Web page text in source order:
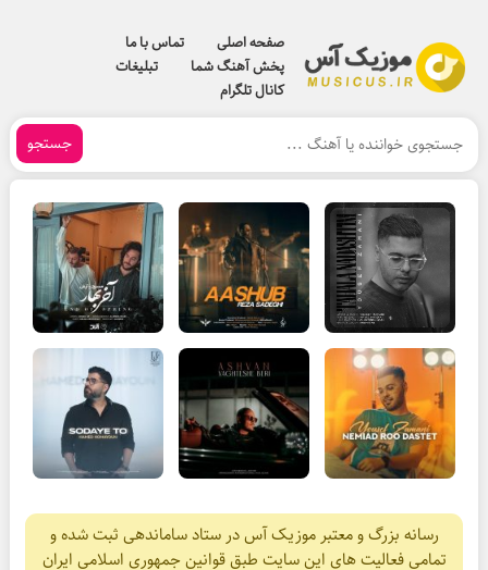
صفحه اصلی
تماس با ما
پخش آهنگ شما
تبلیغات
کانال تلگرام
جستجو
رسانه بزرگ و معتبر موزیک آس در ستاد ساماندهی ثبت شده و
تمامی فعالیت های این سایت طبق قوانین جمهوری اسلامی ایران